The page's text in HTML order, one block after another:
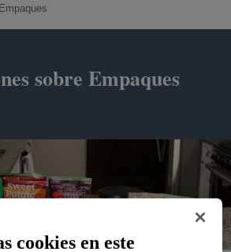
sobre Empaques
cookies en este